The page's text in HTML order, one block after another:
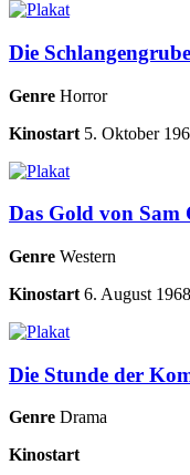
Die
Genre Horror
Kinostart 5. Oktober
Das Gold von Sam
Genre Western
Kinostart 6. August 1968
Die Stunde der
Genre Drama
Kinostart